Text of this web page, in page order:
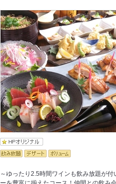
～ゆったり2.5時間ワインも飲み放題が